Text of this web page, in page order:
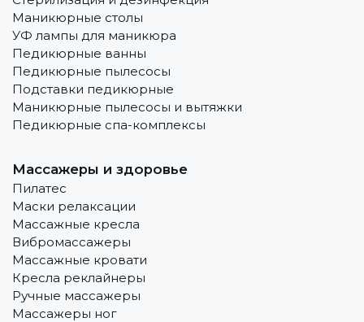
Маникюрные столы
УФ лампы для маникюра
Педикюрные ванны
Педикюрные пылесосы
Подставки педикюрные
Маникюрные пылесосы и вытяжки
Педикюрные спа-комплексы
Массажеры и здоровье
Пилатес
Маски релаксации
Массажные кресла
Вибромассажеры
Массажные кровати
Кресла реклайнеры
Ручные массажеры
Массажеры ног